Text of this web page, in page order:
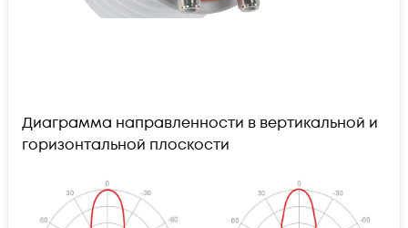
Диаграмма направленности в вертикальной и
горизонтальной плоскости